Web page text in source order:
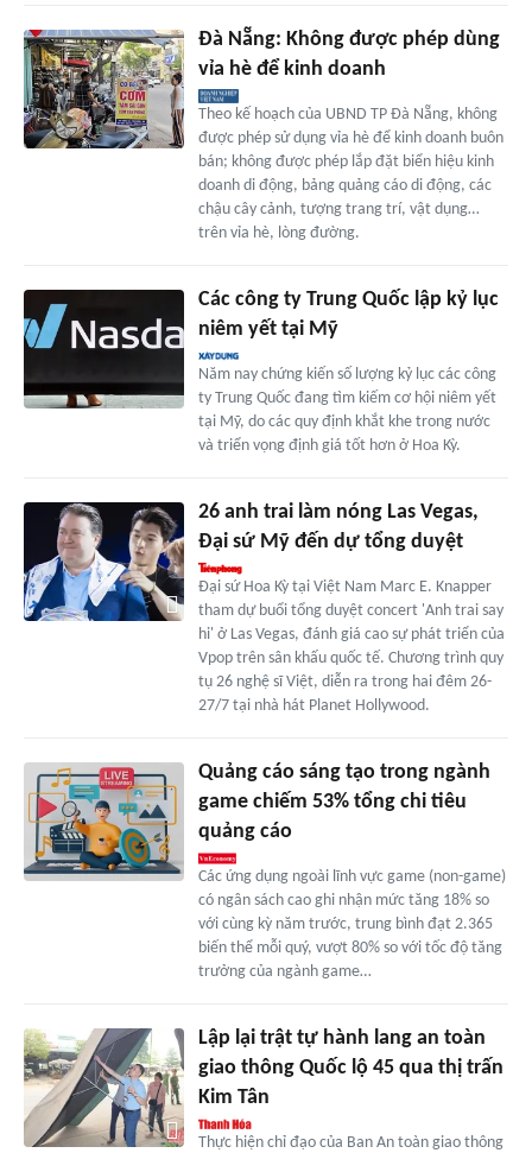
Đà Nẵng: Không được phép dùng
vỉa hè để kinh doanh
Theo kế hoạch của UBND TP Đà Nẵng, không
được phép sử dụng vỉa hè để kinh doanh buôn
bán; không được phép lắp đặt biển hiệu kinh
doanh di động, bảng quảng cáo di động, các
chậu cây cảnh, tượng trang trí, vật dụng…
trên vỉa hè, lòng đường.
Các công ty Trung Quốc lập kỷ lục
niêm yết tại Mỹ
Năm nay chứng kiến số lượng kỷ lục các công
ty Trung Quốc đang tìm kiếm cơ hội niêm yết
tại Mỹ, do các quy định khắt khe trong nước
và triển vọng định giá tốt hơn ở Hoa Kỳ.
26 anh trai làm nóng Las Vegas,
Đại sứ Mỹ đến dự tổng duyệt
Đại sứ Hoa Kỳ tại Việt Nam Marc E. Knapper
tham dự buổi tổng duyệt concert 'Anh trai say
hi' ở Las Vegas, đánh giá cao sự phát triển của
Vpop trên sân khấu quốc tế. Chương trình quy
tụ 26 nghệ sĩ Việt, diễn ra trong hai đêm 26-
27/7 tại nhà hát Planet Hollywood.
Quảng cáo sáng tạo trong ngành
game chiếm 53% tổng chi tiêu
quảng cáo
Các ứng dụng ngoài lĩnh vực game (non-game)
có ngân sách cao ghi nhận mức tăng 18% so
với cùng kỳ năm trước, trung bình đạt 2.365
biến thể mỗi quý, vượt 80% so với tốc độ tăng
trưởng của ngành game…
Lập lại trật tự hành lang an toàn
giao thông Quốc lộ 45 qua thị trấn
Kim Tân
Thực hiện chỉ đạo của Ban An toàn giao thông